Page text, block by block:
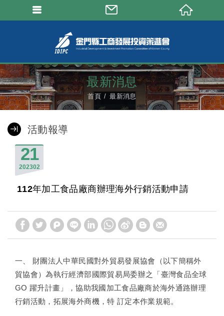
最新消息
首頁 最新消息
活動報導
21
02
2023
112年加工食品廠商辦理海外行銷活動申請
一、 財團法人中華民國對外貿易發展協會（以下簡稱外
貿協會）為執行經濟部國際貿易局委辦之「臺灣食品全球
GO 躍升計畫」，協助我國加工食品廠商於海外通路辦理
行銷活動，拓展海外商機，特 訂定本作業規範。